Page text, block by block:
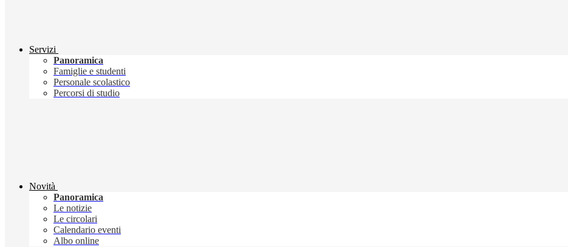
Servizi
Panoramica
Famiglie e studenti
Personale scolastico
Percorsi di studio
Novità
Panoramica
Le notizie
Le circolari
Calendario eventi
Albo online